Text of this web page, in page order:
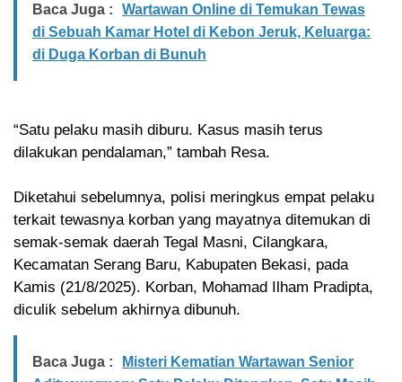
Baca Juga :
Wartawan Online di Temukan Tewas
di Sebuah Kamar Hotel di Kebon Jeruk, Keluarga:
di Duga Korban di Bunuh
“Satu pelaku masih diburu. Kasus masih terus
dilakukan pendalaman,” tambah Resa.
Diketahui sebelumnya, polisi meringkus empat pelaku
terkait tewasnya korban yang mayatnya ditemukan di
semak-semak daerah Tegal Masni, Cilangkara,
Kecamatan Serang Baru, Kabupaten Bekasi, pada
Kamis (21/8/2025). Korban, Mohamad Ilham Pradipta,
diculik sebelum akhirnya dibunuh.
Baca Juga :
Misteri Kematian Wartawan Senior